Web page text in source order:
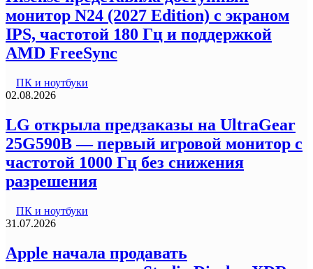
монитор N24 (2027 Edition) с экраном
IPS, частотой 180 Гц и поддержкой
AMD FreeSync
ПК и ноутбуки
02.08.2026
LG открыла предзаказы на UltraGear
25G590B — первый игровой монитор с
частотой 1000 Гц без снижения
разрешения
ПК и ноутбуки
31.07.2026
Apple начала продавать